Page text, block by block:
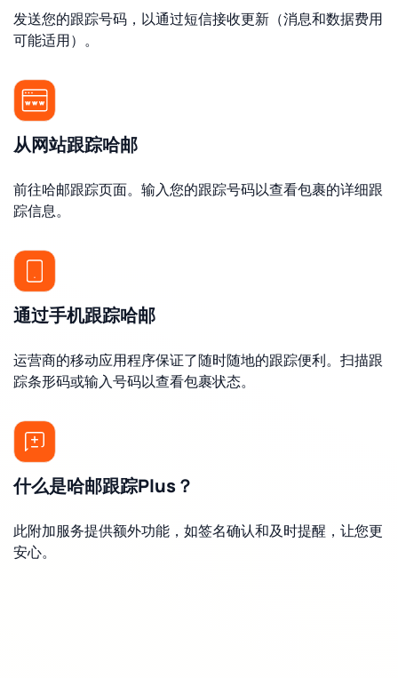
发送您的跟踪号码，以通过短信接收更新（消息和数据费用
可能适用）。
从网站跟踪哈邮
前往哈邮跟踪页面。输入您的跟踪号码以查看包裹的详细跟
踪信息。
通过手机跟踪哈邮
运营商的移动应用程序保证了随时随地的跟踪便利。扫描跟
踪条形码或输入号码以查看包裹状态。
什么是哈邮跟踪Plus？
此附加服务提供额外功能，如签名确认和及时提醒，让您更
安心。